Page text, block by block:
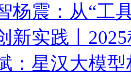
杨震：从“工
新实践丨
：星汉大模